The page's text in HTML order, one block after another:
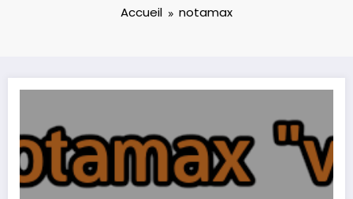
Accueil notamax